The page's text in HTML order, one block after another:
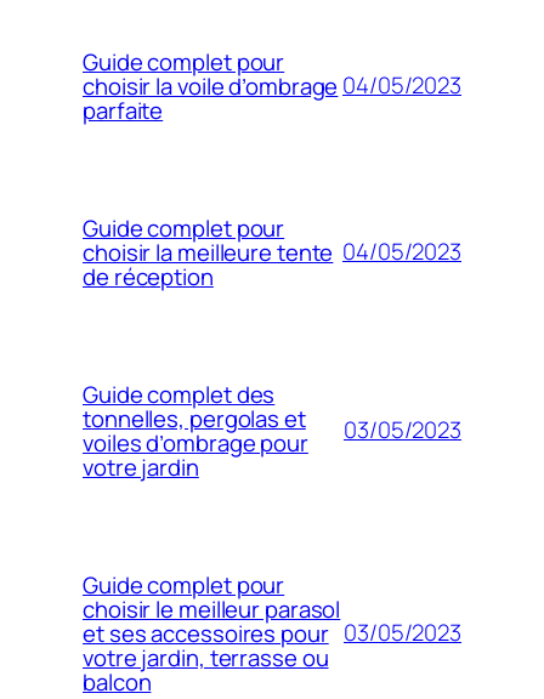
Guide complet pour
choisir la voile d’ombrage
parfaite
04/05/2023
Guide complet pour
choisir la meilleure tente
de réception
04/05/2023
Guide complet des
tonnelles, pergolas et
voiles d’ombrage pour
votre jardin
03/05/2023
Guide complet pour
choisir le meilleur parasol
et ses accessoires pour
votre jardin, terrasse ou
balcon
03/05/2023